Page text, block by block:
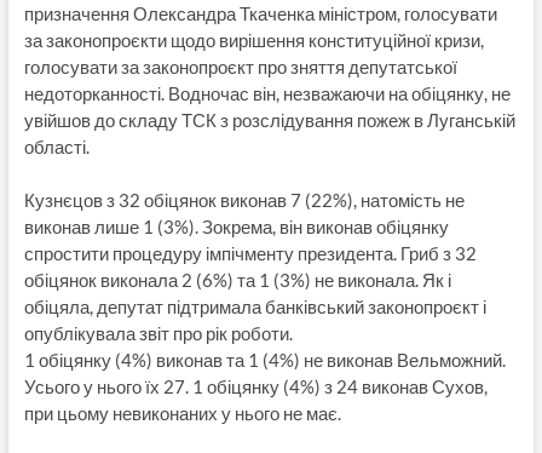
призначення Олександра Ткаченка міністром, голосувати
за законопроєкти щодо вирішення конституційної кризи,
голосувати за законопроєкт про зняття депутатської
недоторканності. Водночас він, незважаючи на обіцянку, не
увійшов до складу ТСК з розслідування пожеж в Луганській
області.
Кузнєцов з 32 обіцянок виконав 7 (22%), натомість не
виконав лише 1 (3%). Зокрема, він виконав обіцянку
спростити процедуру імпічменту президента. Гриб з 32
обіцянок виконала 2 (6%) та 1 (3%) не виконала. Як і
обіцяла, депутат підтримала банківський законопроєкт і
опублікувала звіт про рік роботи.
1 обіцянку (4%) виконав та 1 (4%) не виконав Вельможний.
Усього у нього їх 27. 1 обіцянку (4%) з 24 виконав Сухов,
при цьому невиконаних у нього не має.